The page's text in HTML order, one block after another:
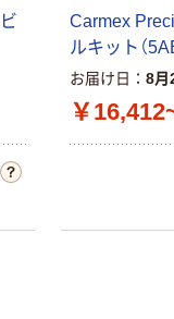
ビ
Carmex Prec
ルキ ッ ト （5A
お届け日 8月
￥